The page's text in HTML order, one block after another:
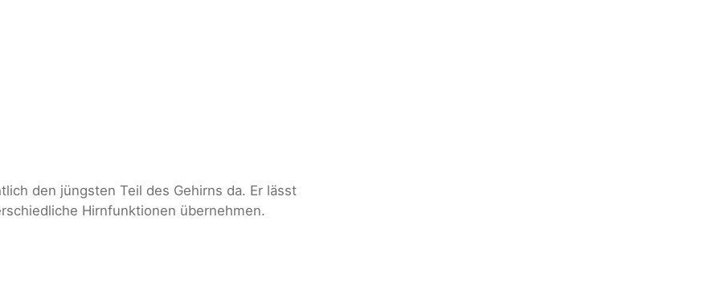
den jüngsten Teil des Gehirns da. Er lässt
Hirnfunktionen übernehmen.